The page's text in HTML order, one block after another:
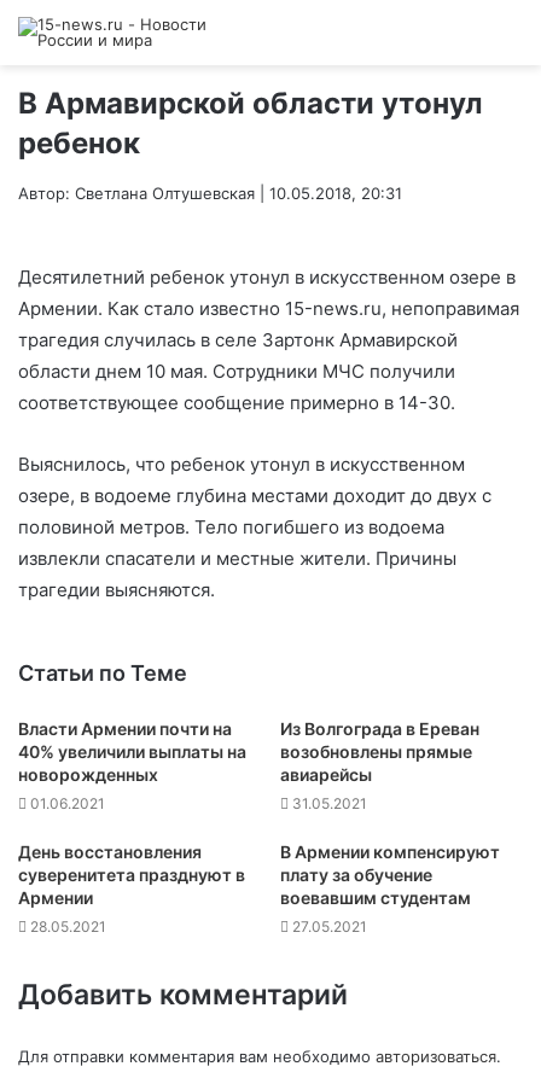
В Армавирской области утонул
ребенок
Автор: Светлана Олтушевская | 10.05.2018, 20:31
Десятилетний ребенок утонул в искусственном озере в
Армении. Как стало известно 15-news.ru, непоправимая
трагедия случилась в селе Зартонк Армавирской
области днем 10 мая. Сотрудники МЧС получили
соответствующее сообщение примерно в 14-30.
Выяснилось, что ребенок утонул в искусственном
озере, в водоеме глубина местами доходит до двух с
половиной метров. Тело погибшего из водоема
извлекли спасатели и местные жители. Причины
трагедии выясняются.
Статьи по Теме
Власти Армении почти на
40% увеличили выплаты на
новорожденных
01.06.2021
Из Волгограда в Ереван
возобновлены прямые
авиарейсы
31.05.2021
День восстановления
суверенитета празднуют в
Армении
28.05.2021
В Армении компенсируют
плату за обучение
воевавшим студентам
27.05.2021
Добавить комментарий
Для отправки комментария вам необходимо авторизоваться.